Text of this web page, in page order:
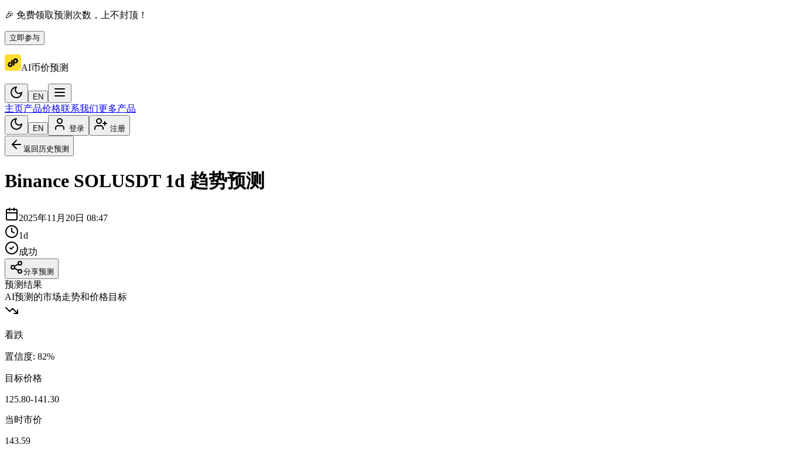
🎉 免费领取预测次数，上不封顶！
立即参与
AI币价预测
EN
主页产品价格联系我们更多产品
EN 登录 注册
返回历史预测
Binance SOLUSDT 1d 趋势预测
2025年11月20日 08:47
1d
成功
分享预测
预测结果
AI预测的市场走势和价格目标
看跌
置信度: 82%
目标价格
125.80-141.30
当时市价
143.59